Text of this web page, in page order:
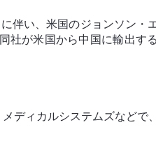
伴い、米国のジョンソン・
社が米国から中国に輸出す
ディカルシステムズなどで